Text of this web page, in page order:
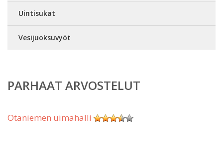
Uintisukat
Vesijuoksuvyöt
PARHAAT ARVOSTELUT
Otaniemen uimahalli